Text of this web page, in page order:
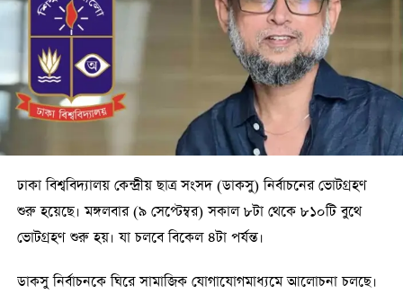
ঢাকা বিশ্ববিদ্যালয় কেন্দ্রীয় ছাত্র সংসদ (ডাকসু) নির্বাচনের ভোটগ্রহণ
শুরু হয়েছে। মঙ্গলবার (৯ সেপ্টেম্বর) সকাল ৮টা থেকে ৮১০টি বুথে
ভোটগ্রহণ শুরু হয়। যা চলবে বিকেল ৪টা পর্যন্ত।
ডাকসু নির্বাচনকে ঘিরে সামাজিক যোগাযোগমাধ্যমে আলোচনা চলছে।